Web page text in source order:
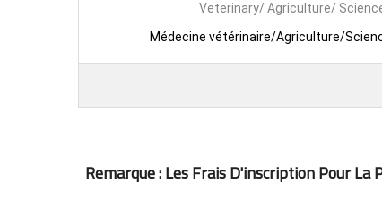
Veterinary/ Agriculture/
Médecine vétérinaire/Agriculture/
Remarque : Les Frais D'inscription Pour